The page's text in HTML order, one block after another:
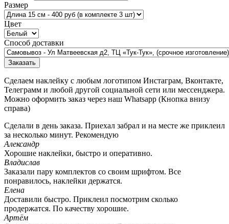
Размер
Цвет
Способ доставки
Заказать
Сделаем наклейку с любым логотипом Инстаграм, Вконтакте,
Телеграмм и любой другой социальной сети или мессенджера.
Можно оформить заказ через наш Whatsapp (Кнопка внизу
справа)
Сделали в день заказа. Приехал забрал и на месте же приклеил
за несколько минут. Рекомендую
Александр
Хорошие наклейки, быстро и оперативно.
Владислав
Заказали пару комплектов со своим шрифтом. Все
понравилось, наклейки держатся.
Елена
Доставили быстро. Приклеил посмотрим сколько
продержатся. По качеству хорошие.
Артём